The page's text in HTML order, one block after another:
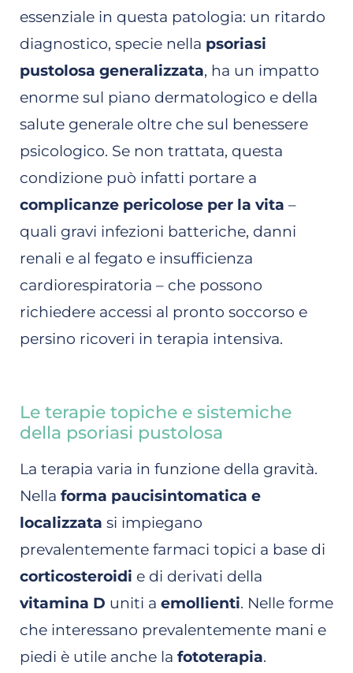
essenziale in questa patologia: un ritardo
diagnostico, specie nella psoriasi
pustolosa generalizzata, ha un impatto
enorme sul piano dermatologico e della
salute generale oltre che sul benessere
psicologico. Se non trattata, questa
condizione può infatti portare a
complicanze pericolose per la vita –
quali gravi infezioni batteriche, danni
renali e al fegato e insufficienza
cardiorespiratoria – che possono
richiedere accessi al pronto soccorso e
persino ricoveri in terapia intensiva.
Le terapie topiche e sistemiche
della psoriasi pustolosa
La terapia varia in funzione della gravità.
Nella forma paucisintomatica e
localizzata si impiegano
prevalentemente farmaci topici a base di
corticosteroidi e di derivati della
vitamina D uniti a emollienti. Nelle forme
che interessano prevalentemente mani e
piedi è utile anche la fototerapia.